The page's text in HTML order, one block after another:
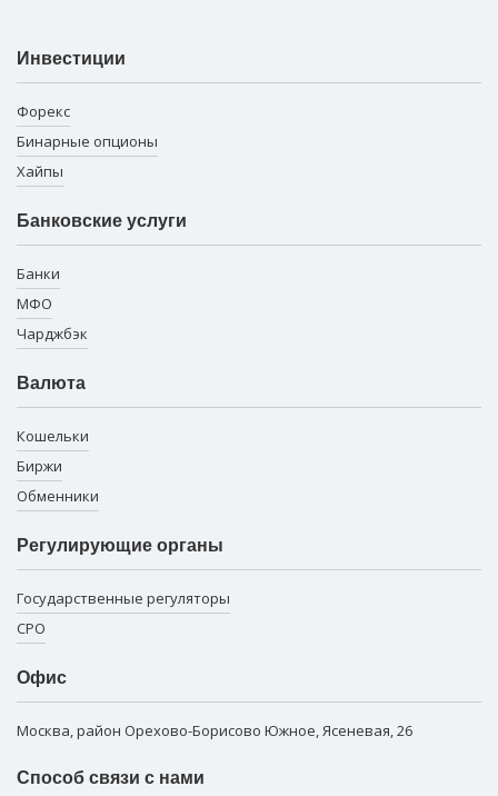
Инвестиции
Форекс
Бинарные опционы
Хайпы
Банковские услуги
Банки
МФО
Чарджбэк
Валюта
Кошельки
Биржи
Обменники
Регулирующие органы
Государственные регуляторы
СРО
Офис
Москва, район Орехово-Борисово Южное, Ясеневая, 26
Способ связи с нами